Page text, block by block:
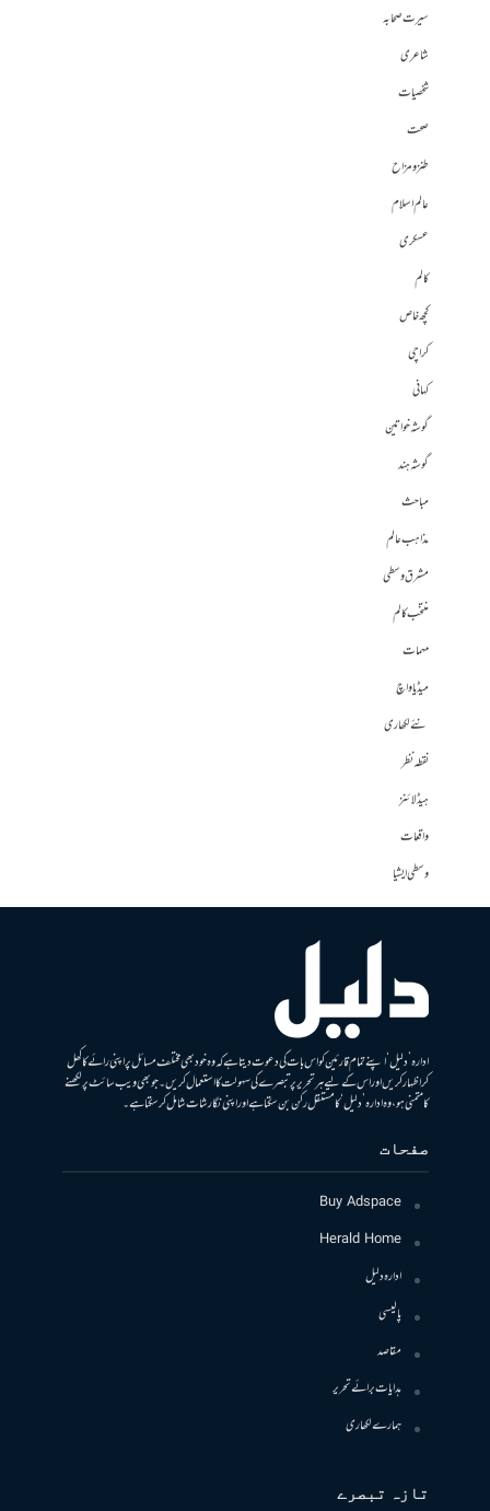
سیرت صحابہ
شاعری
شخصیات
صحت
طنز و مزاح
عالم اسلام
عسکری
کالم
کچھ خاص
کراچی
کہانی
گوشہ خواتین
گوشہ ہند
مباحث
مذاہب عالم
مشرق وسطی
منتخب کالم
مہمات
میڈیا واچ
نئے لکھاری
نقطہ نظر
ہیڈلائنز
واقعات
وسطی ایشیا
ادارہ ’دلیل‘ اپنے تمام قارئین کو اس بات کی دعوت دیتا ہے کہ وہ خود بھی مختلف مسائل پر اپنی رائے کا کھل
کر اظہار کریں اور اس کے لیے ہر تحریر پر تبصرے کی سہولت کا استعمال کریں۔ جو بھی ویب سائٹ پر لکھنے
کا متمنی ہو، وہ ادارہ ’دلیل‘ کا مستقل رکن بن سکتا ہے اور اپنی نگارشات شامل کرسکتا ہے۔
صفحات
Buy Adspace
Herald Home
ادارہ دلیل
پالیسی
مقاصد
ہدایات برائے تحریر
ہمارے لکھاری
تازہ تبصرے